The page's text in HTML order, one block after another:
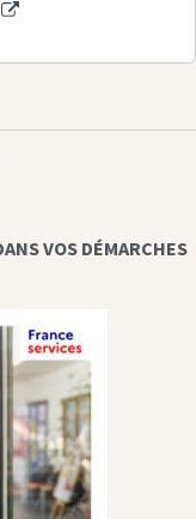
VOS DÉMARCHES